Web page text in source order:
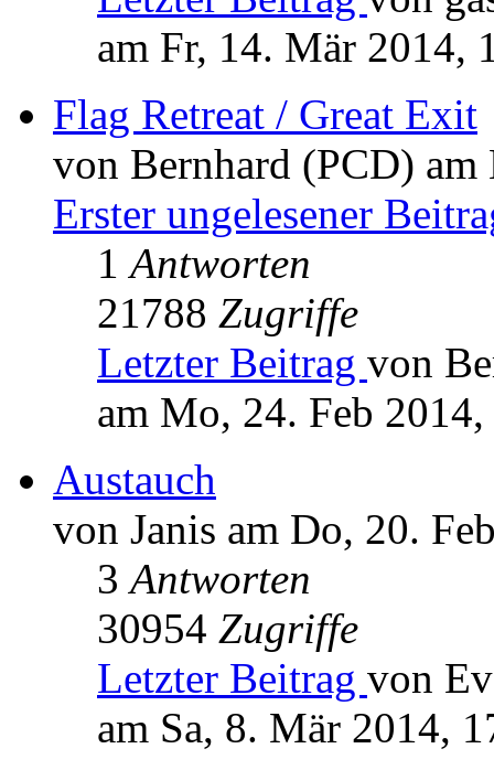
am Fr, 14. Mär 2014,
Flag Retreat / Great Exit
von Bernhard (PCD)
Erster ungelesener
1Antworten
21788 Zugriffe
Letzter Beitrag von
am Mo, 24. Feb
Austauch
von Janis am Do, 20.
3Antworten
30954 Zugriffe
Letzter Beitrag von
am Sa, 8. Mär 2014,